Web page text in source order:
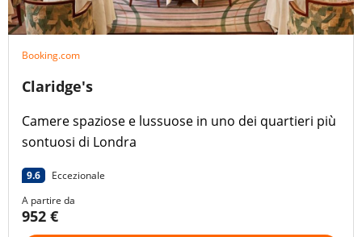
Booking.com
Claridge's
Camere spaziose e lussuose in uno dei quartieri più
sontuosi di Londra
9.6
Eccezionale
A partire da
952 €